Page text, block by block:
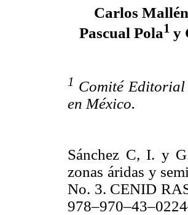
Carlos
Pascual Pola1 y
1 Comité Editorial
en México.
Sánchez C, I. y
zonas áridas y
No. 3. CENID